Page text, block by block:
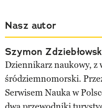
Nasz autor
Szymon
Dziennikarz naukowy, z
śródziemnomorski.
Serwisem Nauka w